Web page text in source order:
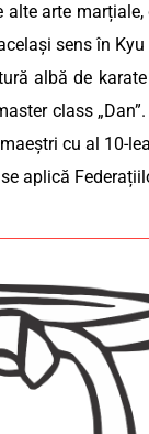
arte marțiale,
sens în
albă de
class
cu al 10-
aplică